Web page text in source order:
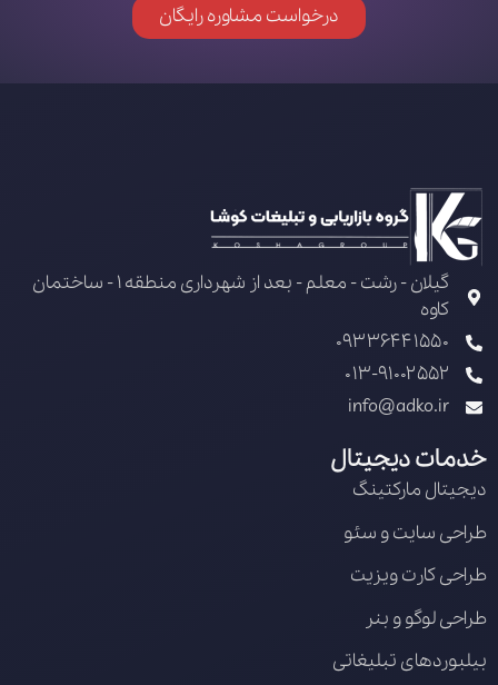
درخواست مشاوره رایگان
گیلان - رشت - معلم - بعد از شهرداری منطقه 1 - ساختمان
کاوه
09336441550
013-91002552
info@adko.ir
خدمات دیجیتال
دیجیتال مارکتینگ
طراحی سایت و سئو
طراحی کارت ویزیت
طراحی لوگو و بنر
بیلبوردهای تبلیغاتی